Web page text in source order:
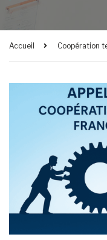
Accueil Coopération